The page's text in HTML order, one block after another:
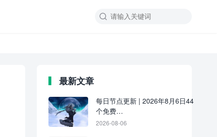

最新文章
每日节点更新 | 2026年8月6日44
个免费
Clash/V2Ray/SSR/Shadowrocket
2026-08-06